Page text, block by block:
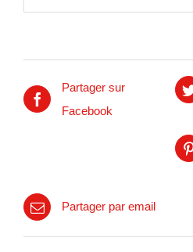
Partager sur
Facebook
Partager par email